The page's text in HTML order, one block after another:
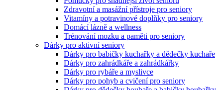
Zdravotní a masážní přístroje pro seniory
Vitamíny a potravinové doplňky pro seniory
Domácí lázně a wellness
Trénování mozku a paměti pro seniory
Dárky pro aktivní seniory
Dárky pro babičky kuchařky a dědečky kuchaře
Dárky pro zahrádkáře a zahrádkářky
Dárky pro rybáře a myslivce
Dárky pro pohyb a cvičení pro seniory